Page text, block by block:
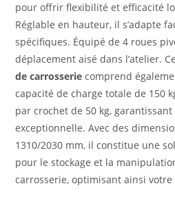
pour offrir flexibilité et efficacité
Réglable en hauteur, il s’adapte
spécifiques. Équipé de 4 roues
déplacement aisé dans l’atelier.
de carrosserie comprend
capacité de charge totale de 150
par crochet de 50 kg,
exceptionnelle. Avec des
1310/2030 mm, il constitue une
pour le stockage et la
carrosserie, optimisant ainsi votre